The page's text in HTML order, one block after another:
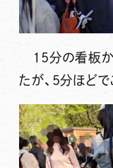
15分の看板か
たが、5分ほどで